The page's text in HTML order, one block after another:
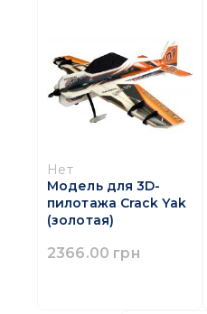
Нет
Модель для 3D-
пилотажа Crack Yak
(золотая)
2366.00 грн